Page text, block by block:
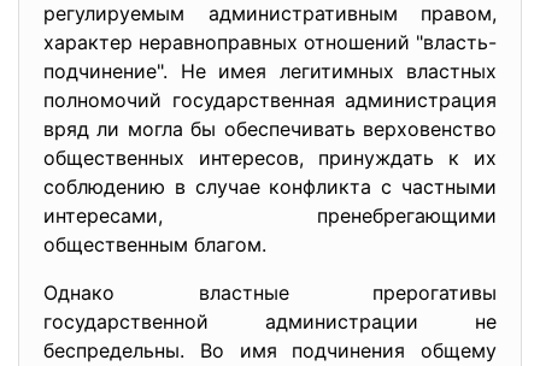
регулируемым административным правом,
характер неравноправных отношений "власть-
подчинение". Не имея легитимных властных
полномочий государственная администрация
вряд ли могла бы обеспечивать верховенство
общественных интересов, принуждать к их
соблюдению в случае конфликта с частными
интересами, пренебрегающими
общественным благом.
Однако властные прерогативы
государственной администрации не
беспредельны. Во имя подчинения общему